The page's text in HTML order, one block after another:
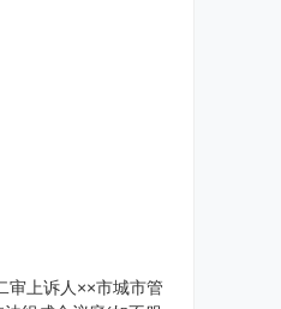
审上诉人××市城市管